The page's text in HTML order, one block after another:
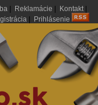
Reklamácie Kontakt|
Prihlásenie